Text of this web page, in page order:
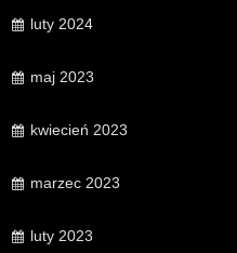
luty 2024
maj 2023
kwiecień 2023
marzec 2023
luty 2023